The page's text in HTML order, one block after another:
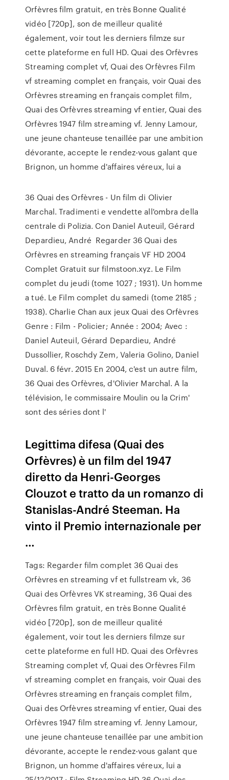
Orfèvres film gratuit, en très Bonne Qualité
vidéo [720p], son de meilleur qualité
également, voir tout les derniers filmze sur
cette plateforme en full HD. Quai des Orfèvres
Streaming complet vf, Quai des Orfèvres Film
vf streaming complet en français, voir Quai des
Orfèvres streaming en français complet film,
Quai des Orfèvres streaming vf entier, Quai des
Orfèvres 1947 film streaming vf. Jenny Lamour,
une jeune chanteuse tenaillée par une ambition
dévorante, accepte le rendez-vous galant que
Brignon, un homme d'affaires véreux, lui a
36 Quai des Orfèvres - Un film di Olivier
Marchal. Tradimenti e vendette all'ombra della
centrale di Polizia. Con Daniel Auteuil, Gérard
Depardieu, André Regarder 36 Quai des
Orfèvres en streaming français VF HD 2004
Complet Gratuit sur filmstoon.xyz. Le Film
complet du jeudi (tome 1027 ; 1931). Un homme
a tué. Le Film complet du samedi (tome 2185 ;
1938). Charlie Chan aux jeux Quai des Orfèvres
Genre : Film - Policier; Année : 2004; Avec :
Daniel Auteuil, Gérard Depardieu, André
Dussollier, Roschdy Zem, Valeria Golino, Daniel
Duval. 6 févr. 2015 En 2004, c'est un autre film,
36 Quai des Orfèvres, d'Olivier Marchal. A la
télévision, le commissaire Moulin ou la Crim'
sont des séries dont l'
Legittima difesa (Quai des
Orfèvres) è un film del 1947
diretto da Henri-Georges
Clouzot e tratto da un romanzo di
Stanislas-André Steeman. Ha
vinto il Premio internazionale per
…
Tags: Regarder film complet 36 Quai des
Orfèvres en streaming vf et fullstream vk, 36
Quai des Orfèvres VK streaming, 36 Quai des
Orfèvres film gratuit, en très Bonne Qualité
vidéo [720p], son de meilleur qualité
également, voir tout les derniers filmze sur
cette plateforme en full HD. Quai des Orfèvres
Streaming complet vf, Quai des Orfèvres Film
vf streaming complet en français, voir Quai des
Orfèvres streaming en français complet film,
Quai des Orfèvres streaming vf entier, Quai des
Orfèvres 1947 film streaming vf. Jenny Lamour,
une jeune chanteuse tenaillée par une ambition
dévorante, accepte le rendez-vous galant que
Brignon, un homme d'affaires véreux, lui a